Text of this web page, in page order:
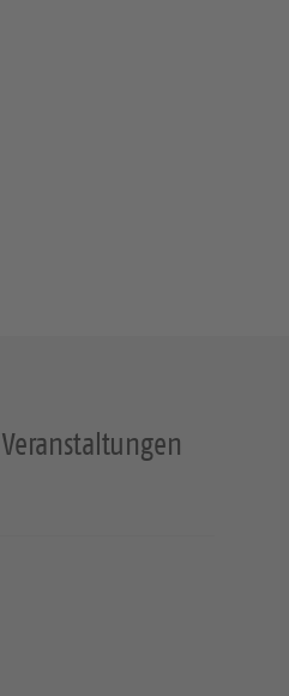
Veranstaltungen